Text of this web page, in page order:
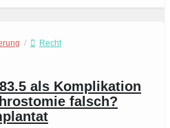
/
Recht
als Komplikation
falsch?